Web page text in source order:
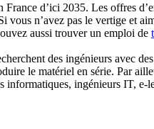
d’ici 2035. Les offres
n’avez pas le vertige et
aussi trouver un emploi de
des ingénieurs avec
le matériel en série. Par
informatiques, ingénieurs IT, e-